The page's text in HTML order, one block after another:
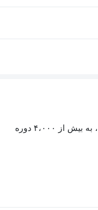
با خرید اشتراک مکتب‌پلاس، علاوه بر این دوره، به بیش از ۴،۰۰۰ دوره